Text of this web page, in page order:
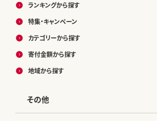
ランキングから探す
特集・キャンペーン
カテゴリーから探す
寄付金額から探す
地域から探す
その他